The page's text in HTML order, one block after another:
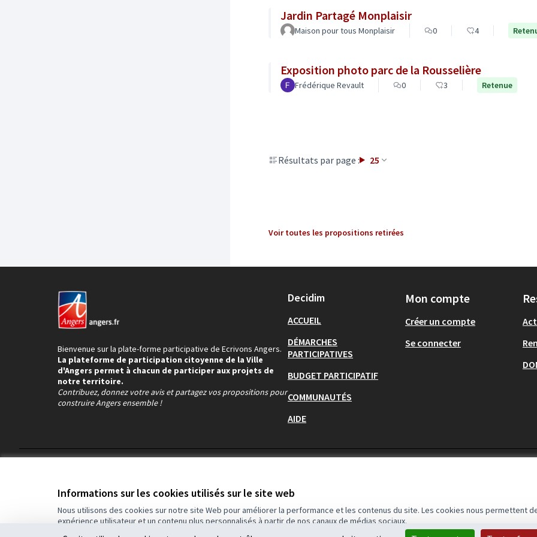
Informations sur les cookies utilisés sur le site web
Nous utilisons des cookies sur notre site Web pour améliorer la performance et les contenus du site. Les cookies nous permettent
expérience utilisateur et un contenu plus personnalisés à partir de nos canaux de médias sociaux.
Jardin Partagé Monplaisir
Maison pour tous Monplaisir 0 4
Exposition photo parc de la Rousselière
Frédérique Revault 0 3 Retenue
Résultats par page : 25
Voir toutes les propositions retirées
Bienvenue sur la plate-forme participative de Ecrivons Angers.
La plateforme de participation citoyenne de la Ville
d'Angers permet à chacun de participer aux projets de
notre territoire.
Contribuez, donnez votre avis et partagez vos propositions pour
construire Angers ensemble !
Decidim
ACCUEIL
DÉMARCHES
PARTICIPATIVES
BUDGET PARTICIPATIF
COMMUNAUTÉS
AIDE
Mon compte
Créer un compte
Se connecter
(Lien externe)